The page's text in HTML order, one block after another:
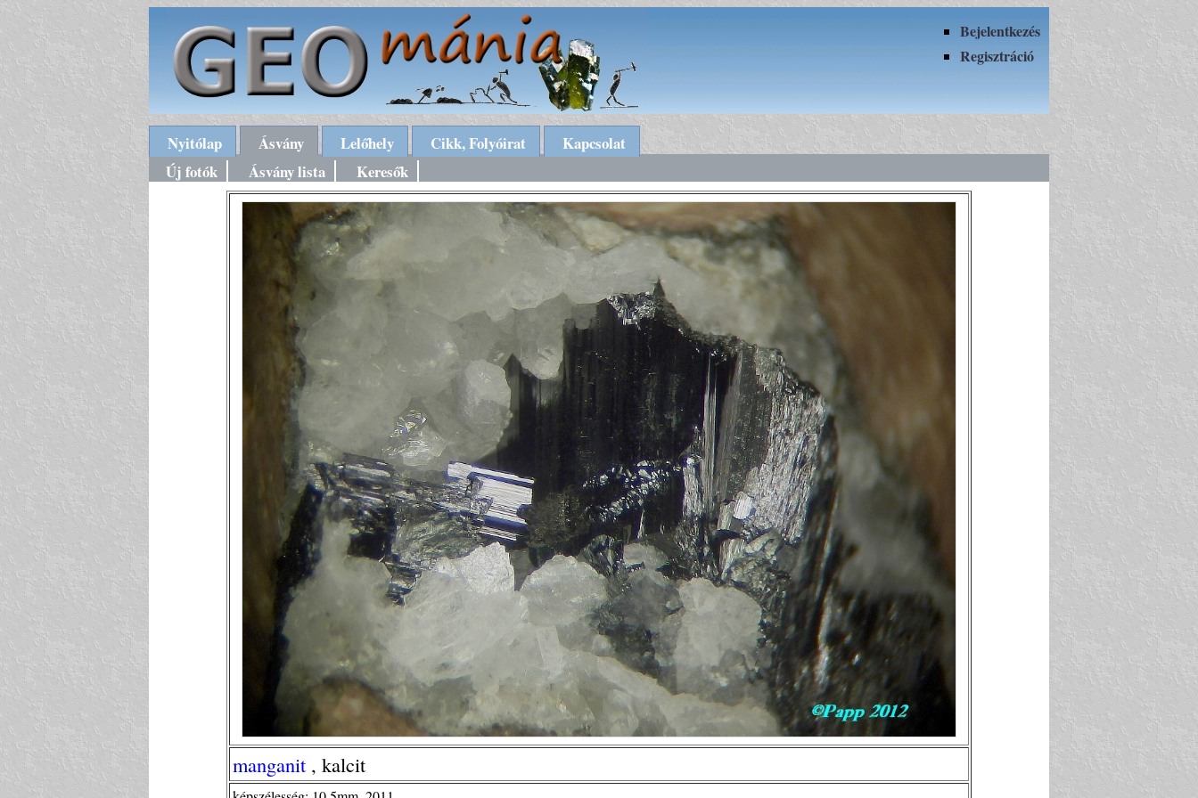
Bejelentkezés
Regisztráció
Nyitólap Ásvány Lelőhely Cikk, Folyóirat
Kapcsolat
Új fotók
Ásvány lista Keresők
manganit , kalcit